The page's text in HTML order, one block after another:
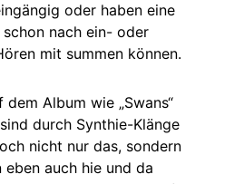
oder haben eine
nach ein- oder
mit summen können.
dem Album wie „Swans“
durch Synthie-Klänge
nicht nur das, sondern
eben auch hie und da